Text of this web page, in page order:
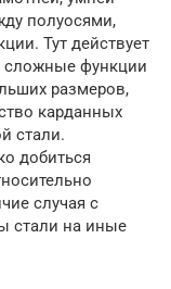
полуосями,
Тут действует
сложные функции
размеров,
карданных
стали.
добиться
случая с
стали на иные